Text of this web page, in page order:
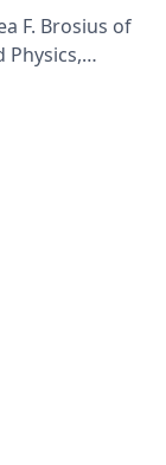
F. Brosius of
The template
dissertations/,